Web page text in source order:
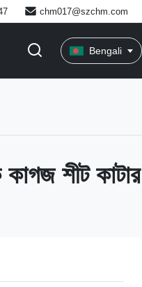
chm017@szchm.com
Bengali
শীট কাটার